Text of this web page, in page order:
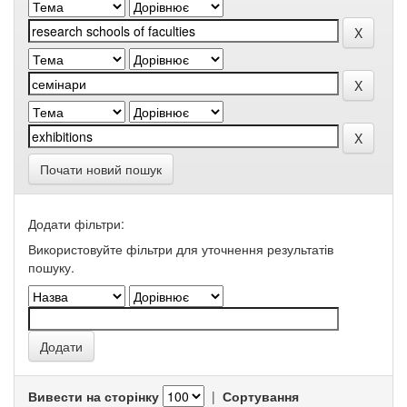
Почати новий пошук
Додати фільтри:
Використовуйте фільтри для уточнення результатів
пошуку.
Вивести на сторінку | Сортування